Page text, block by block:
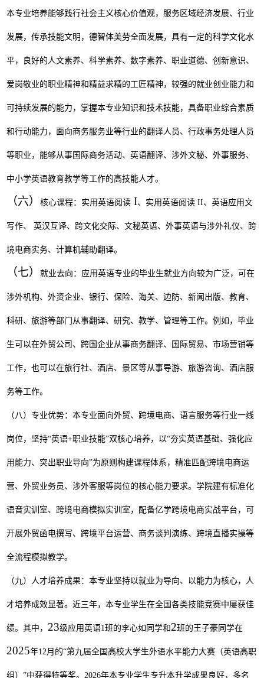
本专业培养能够践行社会主义核心价值观，服务区域经济发展、行业
发展，传承技能文明，德智体美劳全面发展，具有一定的科学文化水
平，良好的人文素养、科学素养、数字素养、职业道德、创新意识、
爱岗敬业的职业精神和精益求精的工匠精神，较强的就业创业能力和
可持续发展的能力，掌握本专业知识和技术技能，具备职业综合素质
和行动能力，面向商务服务业等行业的翻译人员、行政事务处理人员
等职业，能够从事国际商务活动、英语翻译、涉外文秘、外事服务、
中小学英语教育教学等工作的高技能人才。
（六）核心课程：实用英语阅读 I、实用英语阅读II、英语应用文
写作、 英汉互译、跨文化交际、文秘英语、外事英语与涉外礼仪、跨
境电商实务、计算机辅助翻译。
（七）就业去向：应用英语专业的毕业生就业方向较为广泛，可在
涉外机构、外资企业、银行、保险、海关、边防、新闻出版、教育、
科研、旅游等部门从事翻译、研究、教学、管理等工作。例如，毕业
生可以在外贸公司、跨国企业从事商务翻译、国际贸易、市场营销等
工作，也可以在旅行社、酒店、景区等从事导游、旅游咨询、酒店服
务等工作。
（八）专业优势：本专业面向外贸、跨境电商、语言服务等行业一线
岗位，坚持“英语+职业技能”双核心培养，以“夯实英语基础、强化应
用能力、突出职业导向”为原则构建课程体系，精准匹配跨境电商运
营、外贸业务员、涉外客服等岗位的核心能力要求。学院建有标准化
语音实训室、跨境电商模拟实训室，配备亿学跨境电商实战平台，可
开展外贸函电撰写、跨境平台运营、商务谈判演练、跨境直播实操等
全流程模拟教学。
（九）人才培养成果：本专业坚持以就业为导向、以能力为核心，人
才培养成效显著。近三年，本专业学生在全国各类技能竞赛中屡获佳
绩。其中，23级应用英语1班的李心如同学和2班的王子豪同学在
2025年12月的“第九届全国高校大学生外语水平能力大赛（英语高职
组）”中获得特等奖。2026年本专业学生专升本升学成果良好，多名